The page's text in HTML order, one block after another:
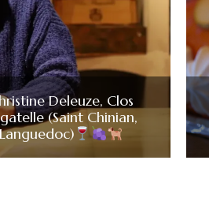
Deleuze, Clos
(Saint Chinian,
Languedoc)